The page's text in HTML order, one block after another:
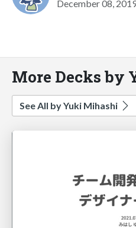
December 08,
More Decks by
See All by Yuki Mihashi